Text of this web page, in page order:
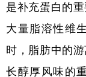
四川
陕西
是补充蛋白的
大量脂溶性维
时，脂肪中的
长醇厚风味的